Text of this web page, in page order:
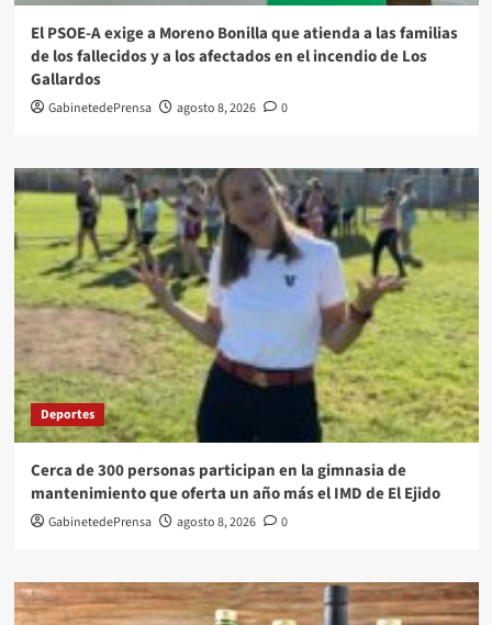
El PSOE-A exige a Moreno Bonilla que atienda a las familias
de los fallecidos y a los afectados en el incendio de Los
Gallardos
GabinetedePrensa agosto 8, 2026 0
Deportes
Cerca de 300 personas participan en la gimnasia de
mantenimiento que oferta un año más el IMD de El Ejido
GabinetedePrensa agosto 8, 2026 0